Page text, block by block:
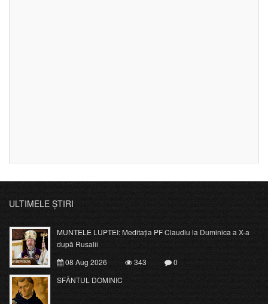
ULTIMELE ȘTIRI
MUNTELE LUPTEI: Meditația PF Claudiu la Duminica a X-a
după Rusalii
08 Aug 2026
343
0
SFÂNTUL DOMINIC